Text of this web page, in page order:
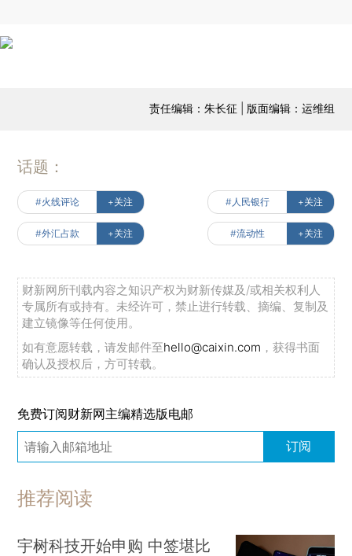
责任编辑：朱长征 | 版面编辑：运维组
话题：
#火线评论 +关注 #人民银行 +关注
#外汇占款 +关注 #流动性 +关注
财新网所刊载内容之知识产权为财新传媒及/或相关权利人
专属所有或持有。未经许可，禁止进行转载、摘编、复制及
建立镜像等任何使用。
如有意愿转载，请发邮件至hello@caixin.com ，获得书面
确认及授权后，方可转载。
免费订阅财新网主编精选版电邮
订阅
推荐阅读
宇树科技开始申购 中签堪比